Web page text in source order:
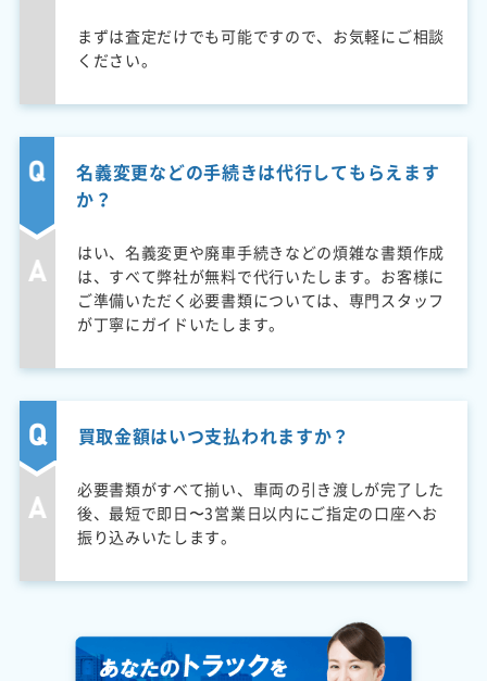
まずは査定だけでも可能ですので、お気軽にご相談
ください。
名義変更などの手続きは代行してもらえます
か？
はい、名義変更や廃車手続きなどの煩雑な書類作成
は、すべて弊社が無料で代行いたします。お客様に
ご準備いただく必要書類については、専門スタッフ
が丁寧にガイドいたします。
買取金額はいつ支払われますか？
必要書類がすべて揃い、車両の引き渡しが完了した
後、最短で即日〜3営業日以内にご指定の口座へお
振り込みいたします。